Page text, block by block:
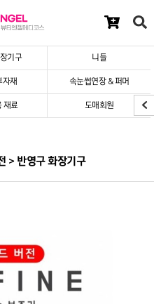
기구 니들
자재 속눈썹연장 & 퍼머
재료 도매회원
> 반영구 화장기구